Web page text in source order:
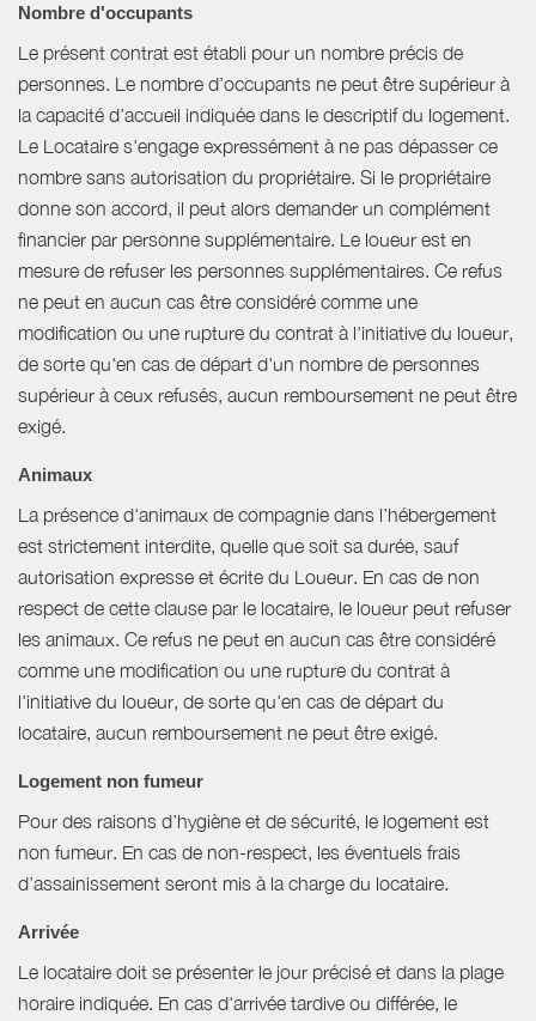
Nombre d'occupants
Le présent contrat est établi pour un nombre précis de
personnes. Le nombre d’occupants ne peut être supérieur à
la capacité d’accueil indiquée dans le descriptif du logement.
Le Locataire s'engage expressément à ne pas dépasser ce
nombre sans autorisation du propriétaire. Si le propriétaire
donne son accord, il peut alors demander un complément
financier par personne supplémentaire. Le loueur est en
mesure de refuser les personnes supplémentaires. Ce refus
ne peut en aucun cas être considéré comme une
modification ou une rupture du contrat à l'initiative du loueur,
de sorte qu'en cas de départ d'un nombre de personnes
supérieur à ceux refusés, aucun remboursement ne peut être
exigé.
Animaux
La présence d'animaux de compagnie dans l’hébergement
est strictement interdite, quelle que soit sa durée, sauf
autorisation expresse et écrite du Loueur. En cas de non
respect de cette clause par le locataire, le loueur peut refuser
les animaux. Ce refus ne peut en aucun cas être considéré
comme une modification ou une rupture du contrat à
l'initiative du loueur, de sorte qu'en cas de départ du
locataire, aucun remboursement ne peut être exigé.
Logement non fumeur
Pour des raisons d’hygiène et de sécurité, le logement est
non fumeur. En cas de non-respect, les éventuels frais
d’assainissement seront mis à la charge du locataire.
Arrivée
Le locataire doit se présenter le jour précisé et dans la plage
horaire indiquée. En cas d'arrivée tardive ou différée, le